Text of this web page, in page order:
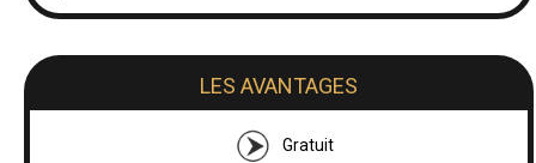
LES AVANTAGES
Gratuit